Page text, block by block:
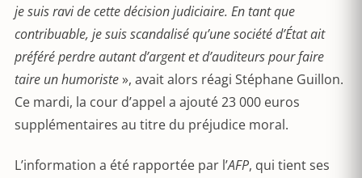
je suis ravi de cette décision judiciaire. En tant que
contribuable, je suis scandalisé qu’une société d’État ait
préféré perdre autant d’argent et d’auditeurs pour faire
taire un humoriste», avait alors réagi Stéphane Guillon.
Ce mardi, la cour d’appel a ajouté 23 000 euros
supplémentaires au titre du préjudice moral.
L’information a été rapportée par l’AFP, qui tient ses